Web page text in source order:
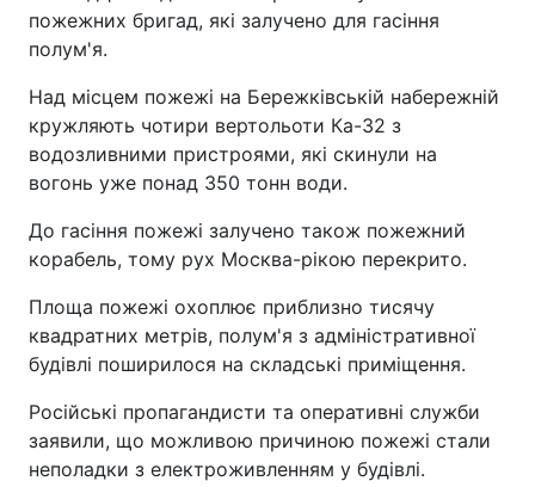
пожежних бригад, які залучено для гасіння
полум'я.
Над місцем пожежі на Бережківській набережній
кружляють чотири вертольоти Ка-32 з
водозливними пристроями, які скинули на
вогонь уже понад 350 тонн води.
До гасіння пожежі залучено також пожежний
корабель, тому рух Москва-рікою перекрито.
Площа пожежі охоплює приблизно тисячу
квадратних метрів, полум'я з адміністративної
будівлі поширилося на складські приміщення.
Російські пропагандисти та оперативні служби
заявили, що можливою причиною пожежі стали
неполадки з електроживленням у будівлі.